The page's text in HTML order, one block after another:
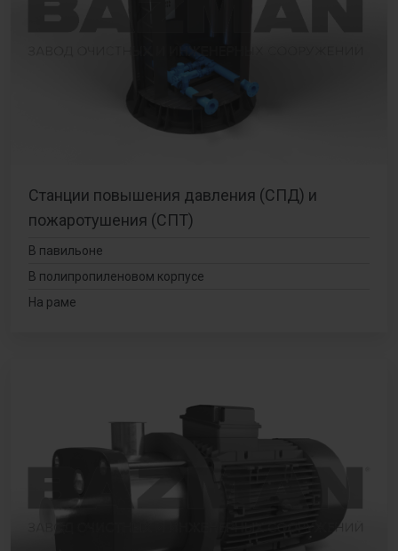
Станции повышения давления (СПД) и
пожаротушения (СПТ)
В павильоне
В полипропиленовом корпусе
На раме